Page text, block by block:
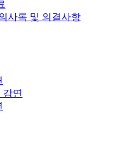
사록 및 의결사항
연